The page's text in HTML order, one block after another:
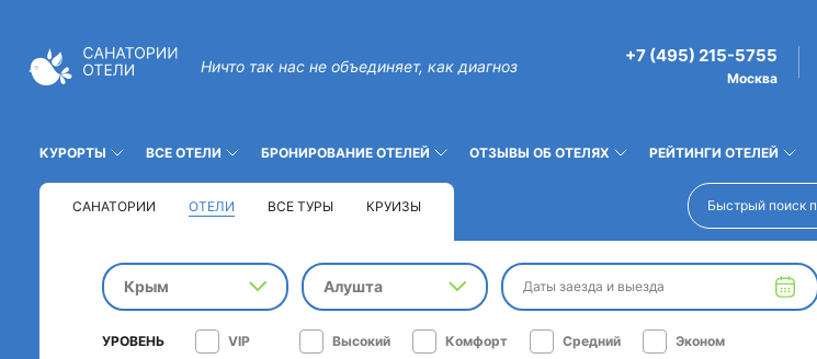
Ничто так нас не объединяет, как диагноз
+7 (495) 215-5755
Москва
КУРОРТЫ ВСЕ ОТЕЛИ БРОНИРОВАНИЕ ОТЕЛЕЙ ОТЗЫВЫ ОБ ОТЕЛЯХ РЕЙТИНГИ ОТЕЛЕЙ
САНАТОРИИ ОТЕЛИ ВСЕ ТУРЫ КРУИЗЫ
Крым Алушта Даты заезда и выезда
УРОВЕНЬ VIP Высокий Комфорт Средний Эконом